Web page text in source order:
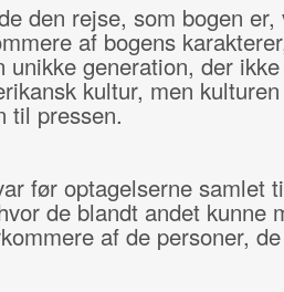
den rejse, som bogen er,
af bogens
unikke generation, der
kultur, men
til pressen.
før optagelserne samlet
de blandt andet kunne
af de personer,